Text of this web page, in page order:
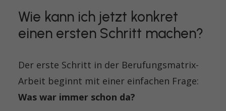
Wie kann ich jetzt konkret
einen ersten Schritt machen?
Der erste Schritt in der Berufungsmatrix-
Arbeit beginnt mit einer einfachen Frage:
Was war immer schon da?